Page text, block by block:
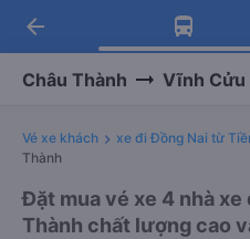
Tải app
Nhận ưu đãi
Tải app Vexere
-30k/ghế khi
arrow_back
Châu Thành Vĩnh Cửu
Vé xe khách xe đi Đồng Nai từ
Thành
Đặt mua vé xe 4 nhà
Thành chất lượng cao